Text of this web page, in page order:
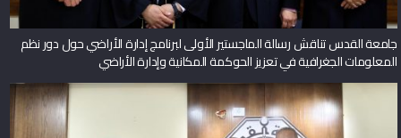
جامعة القدس تناقش رسالة الماجستير الأولى لبرنامج إدارة الأراضي حول دور نظم
المعلومات الجغرافية في تعزيز الحوكمة المكانية وإدارة الأراضي